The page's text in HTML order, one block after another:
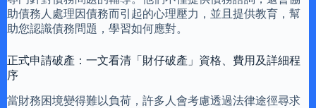
助債務人處理因債務而引起的心理壓力，並且提供教育，幫
助您認識債務問題，學習如何應對。
正式申請破產：一文看清「財仔破產」資格、費用及詳細程
序
當財務困境變得難以負荷，許多人會考慮透過法律途徑尋求